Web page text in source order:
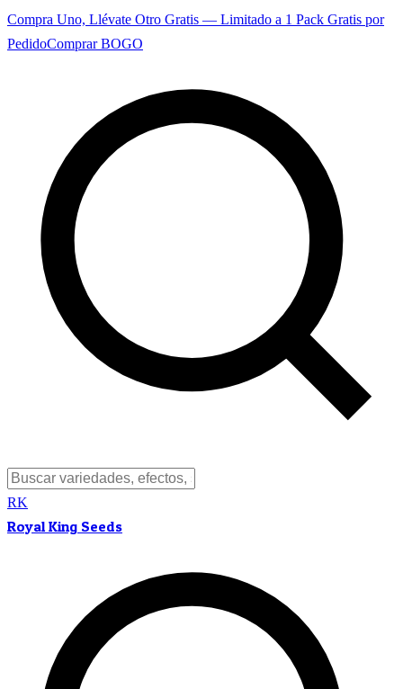
Compra Uno, Llévate Otro Gratis — Limitado a 1 Pack Gratis por
PedidoComprar BOGO
RK
Royal King Seeds